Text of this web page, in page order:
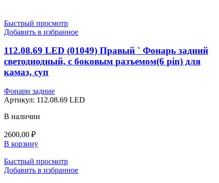
Быстрый просмотр
Добавить в избранное
112.08.69 LED (01049) Правый ` Фонарь задний
светодиодный, с боковым разъемом(6 pin) для
камаз, суп
Фонари задние
Артикул: 112.08.69 LED
В наличии
2600,00 ₽
В корзину
Быстрый просмотр
Добавить в избранное